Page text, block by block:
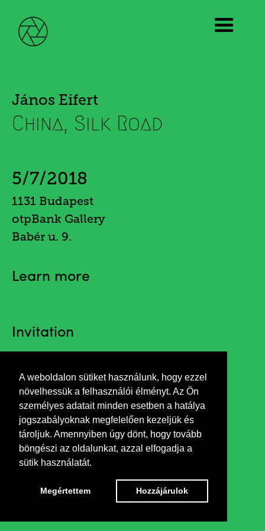
A weboldalon sütiket használunk, hogy ezzel
növelhessük a felhasználói élményt. Az Ön
személyes adatait minden esetben a hatálya
jogszabályoknak megfelelően kezeljük és
tároljuk. Amennyiben úgy dönt, hogy tovább
böngészi az oldalunkat, azzal elfogadja a
sütik használatát.
Megértettem Hozzájárulok
János Eifert
China, Silk Road
5/7/2018
1131 Budapest
otpBank Gallery
Babér u. 9.
Learn more
Invitation
In Marco Polo's footsteps
China, Silk Road
Opening speech by Balázs Feledy art writer